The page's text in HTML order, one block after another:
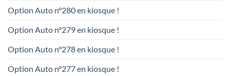
Option Auto n°280 en kiosque !
Option Auto n°279 en kiosque !
Option Auto n°278 en kiosque !
Option Auto n°277 en kiosque !